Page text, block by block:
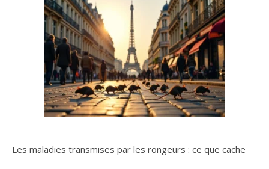
Les maladies transmises par les rongeurs : ce que cache